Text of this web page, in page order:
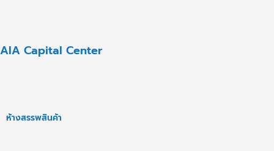
AIA Capital Center
ห้างสรรพสินค้า